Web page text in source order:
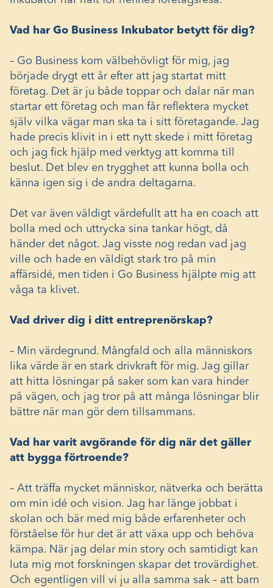
Vad har Go Business Inkubator betytt för dig?
– Go Business kom välbehövligt för mig, jag
började drygt ett år efter att jag startat mitt
företag. Det är ju både toppar och dalar när man
startar ett företag och man får reflektera mycket
själv vilka vägar man ska ta i sitt företagande. Jag
hade precis klivit in i ett nytt skede i mitt företag
och jag fick hjälp med verktyg att komma till
beslut. Det blev en trygghet att kunna bolla och
känna igen sig i de andra deltagarna.
Det var även väldigt värdefullt att ha en coach att
bolla med och uttrycka sina tankar högt, då
händer det något. Jag visste nog redan vad jag
ville och hade en väldigt stark tro på min
affärsidé, men tiden i Go Business hjälpte mig att
våga ta klivet.
Vad driver dig i ditt entreprenörskap?
– Min värdegrund. Mångfald och alla människors
lika värde är en stark drivkraft för mig. Jag gillar
att hitta lösningar på saker som kan vara hinder
på vägen, och jag tror på att många lösningar blir
bättre när man gör dem tillsammans.
Vad har varit avgörande för dig när det gäller
att bygga förtroende?
– Att träffa mycket människor, nätverka och berätta
om min idé och vision. Jag har länge jobbat i
skolan och bär med mig både erfarenheter och
förståelse för hur det är att växa upp och behöva
kämpa. När jag delar min story och samtidigt kan
luta mig mot forskningen skapar det trovärdighet.
Och egentligen vill vi ju alla samma sak – att barn